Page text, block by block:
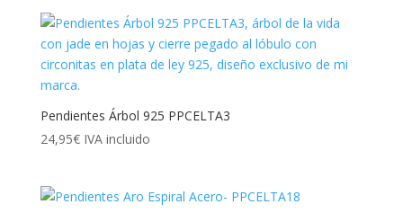
Pendientes Árbol 925 PPCELTA3
24,95€ IVA incluido